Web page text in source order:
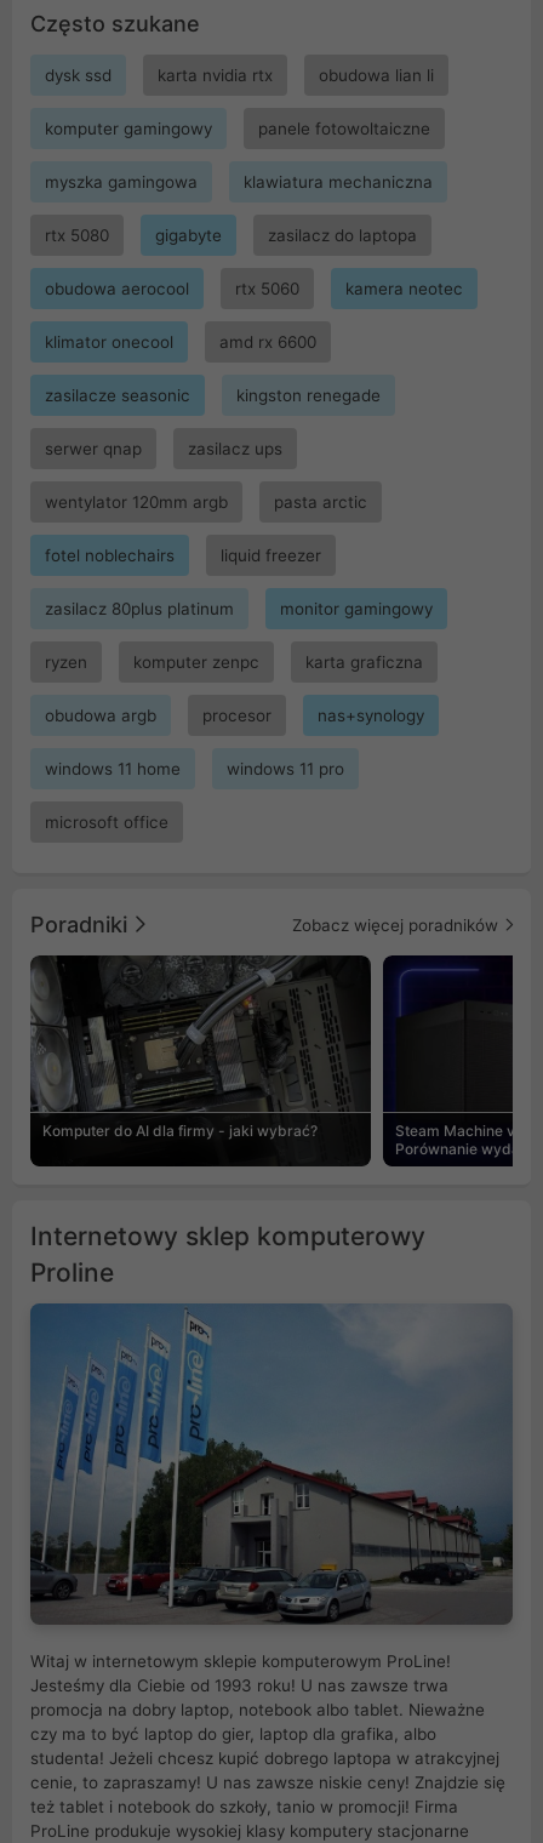
Często szukane
dysk ssd karta nvidia rtx obudowa lian li
komputer gamingowy panele fotowoltaiczne
myszka gamingowa klawiatura mechaniczna
rtx 5080 gigabyte zasilacz do laptopa
obudowa aerocool rtx 5060 kamera neotec
klimator onecool amd rx 6600
zasilacze seasonic kingston renegade
serwer qnap zasilacz ups
wentylator 120mm argb pasta arctic
fotel noblechairs liquid freezer
zasilacz 80plus platinum monitor gamingowy
ryzen komputer zenpc karta graficzna
obudowa argb procesor nas+synology
windows 11 home windows 11 pro
microsoft office
Poradniki Zobacz więcej poradników
Komputer do AI dla firmy - jaki wybrać?
Steam Machine vs
Porównanie
Internetowy sklep komputerowy
Proline
Witaj w internetowym sklepie komputerowym ProLine!
Jesteśmy dla Ciebie od 1993 roku! U nas zawsze trwa
promocja na dobry laptop, notebook albo tablet. Nieważne
czy ma to być laptop do gier, laptop dla grafika, albo
studenta! Jeżeli chcesz kupić dobrego laptopa w atrakcyjnej
cenie, to zapraszamy! U nas zawsze niskie ceny! Znajdzie się
też tablet i notebook do szkoły, tanio w promocji! Firma
ProLine produkuje wysokiej klasy komputery stacjonarne